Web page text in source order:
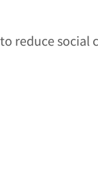
reduce social